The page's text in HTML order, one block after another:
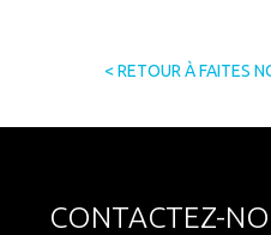
< RETOUR À FAITES
CONTACTEZ-